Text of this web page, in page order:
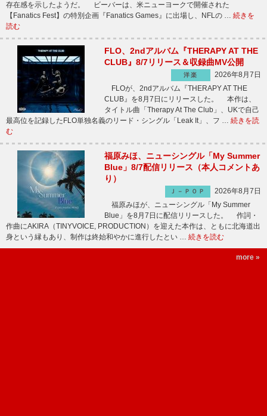
存在感を示したようだ。 ビーバーは、米ニューヨークで開催された
【Fanatics Fest】の特別企画『Fanatics Games』に出場し、NFLの … 続きを
読む
FLO、2ndアルバム『THERAPY AT THE
CLUB』8/7リリース＆収録曲MV公開
洋楽
2026年8月7日
FLOが、2ndアルバム『THERAPY AT THE
CLUB』を8月7日にリリースした。 本作は、
タイトル曲「Therapy At The Club」、UKで自己
最高位を記録したFLO単独名義のリード・シングル「Leak It」、フ … 続きを読
む
福原みほ、ニューシングル「My Summer
Blue」8/7配信リリース（本人コメントあ
り）
Ｊ－ＰＯＰ
2026年8月7日
福原みほが、ニューシングル「My Summer
Blue」を8月7日に配信リリースした。 作詞・
作曲にAKIRA（TINYVOICE, PRODUCTION）を迎えた本作は、ともに北海道出
身という縁もあり、制作は終始和やかに進行したとい … 続きを読む
more »